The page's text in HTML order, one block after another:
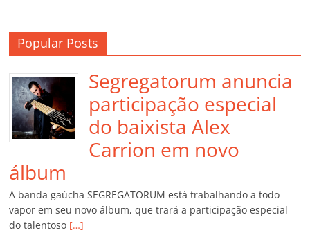
Popular Posts
Segregatorum anuncia
participação especial
do baixista Alex
Carrion em novo
álbum
A banda gaúcha SEGREGATORUM está trabalhando a todo
vapor em seu novo álbum, que trará a participação especial
do talentoso […]